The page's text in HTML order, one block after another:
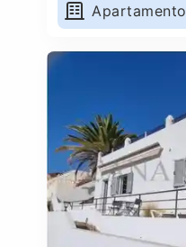
Apartamento